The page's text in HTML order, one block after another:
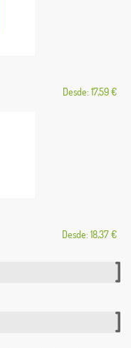
Desde: 17,59 €
Desde: 18,37 €